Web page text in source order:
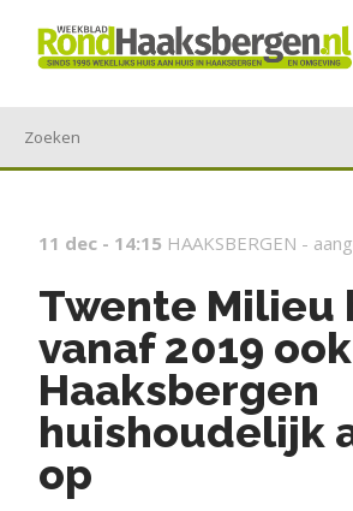
11 dec - 14:15 HAAKSBERGEN -
Twente Milieu
vanaf 2019
Haaksbergen
huishoudelijk
op